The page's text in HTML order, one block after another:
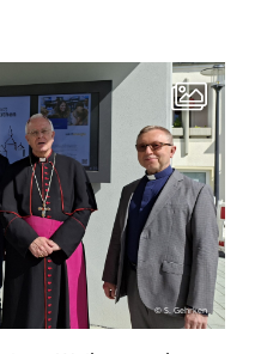
© S. Gehrken